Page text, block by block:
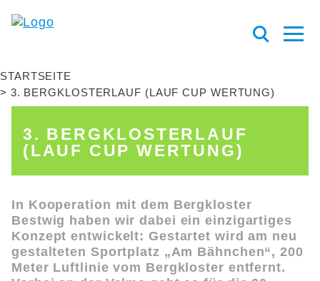
STARTSEITE
3. BERGKLOSTERLAUF (LAUF CUP WERTUNG)
3. BERGKLOSTERLAUF
(LAUF CUP WERTUNG)
In Kooperation mit dem Bergkloster
Bestwig haben wir dabei ein einzigartiges
Konzept entwickelt: Gestartet wird am neu
gestalteten Sportplatz „Am Bähnchen“, 200
Meter Luftlinie vom Bergkloster entfernt.